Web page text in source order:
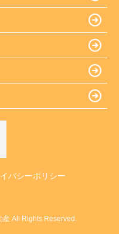
バシーポリシー
産 All Rights Reserved.